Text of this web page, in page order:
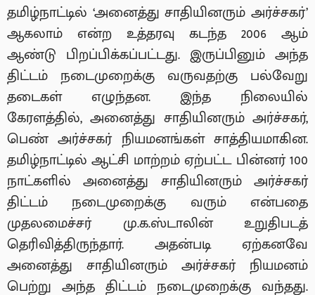
தமிழ்நாட்டில் ‘அனைத்து சாதியினரும் அர்ச்சகர்’
ஆகலாம் என்ற உத்தரவு கடந்த 2006 ஆம்
ஆண்டு பிறப்பிக்கப்பட்டது. இருப்பினும் அந்த
திட்டம் நடைமுறைக்கு வருவதற்கு பல்வேறு
தடைகள் எழுந்தன. இந்த நிலையில்
கேரளத்தில், அனைத்து சாதியினரும் அர்ச்சகர்,
பெண் அர்ச்சகர் நியமனங்கள் சாத்தியமாகின.
தமிழ்நாட்டில் ஆட்சி மாற்றம் ஏற்பட்ட பின்னர் 100
நாட்களில் அனைத்து சாதியினரும் அர்ச்சகர்
திட்டம் நடைமுறைக்கு வரும் என்பதை
முதலமைச்சர் மு.க.ஸ்டாலின் உறுதிபடத்
தெரிவித்திருந்தார். அதன்படி ஏற்கனவே
அனைத்து சாதியினரும் அர்ச்சகர் நியமனம்
பெற்று அந்த திட்டம் நடைமுறைக்கு வந்தது.